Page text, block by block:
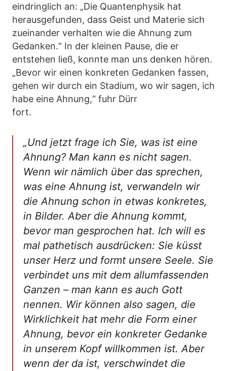
eindringlich an: „Die Quantenphysik hat
herausgefunden, dass Geist und Materie sich
zueinander verhalten wie die Ahnung zum
Gedanken.“ In der kleinen Pause, die er
entstehen ließ, konnte man uns denken hören.
„Bevor wir einen konkreten Gedanken fassen,
gehen wir durch ein Stadium, wo wir sagen, ich
habe eine Ahnung,“ fuhr Dürr
fort.
„Und jetzt frage ich Sie, was ist eine
Ahnung? Man kann es nicht sagen.
Wenn wir nämlich über das sprechen,
was eine Ahnung ist, verwandeln wir
die Ahnung schon in etwas konkretes,
in Bilder. Aber die Ahnung kommt,
bevor man gesprochen hat. Ich will es
mal pathetisch ausdrücken: Sie küsst
unser Herz und formt unsere Seele. Sie
verbindet uns mit dem allumfassenden
Ganzen – man kann es auch Gott
nennen. Wir können also sagen, die
Wirklichkeit hat mehr die Form einer
Ahnung, bevor ein konkreter Gedanke
in unserem Kopf willkommen ist. Aber
wenn der da ist, verschwindet die